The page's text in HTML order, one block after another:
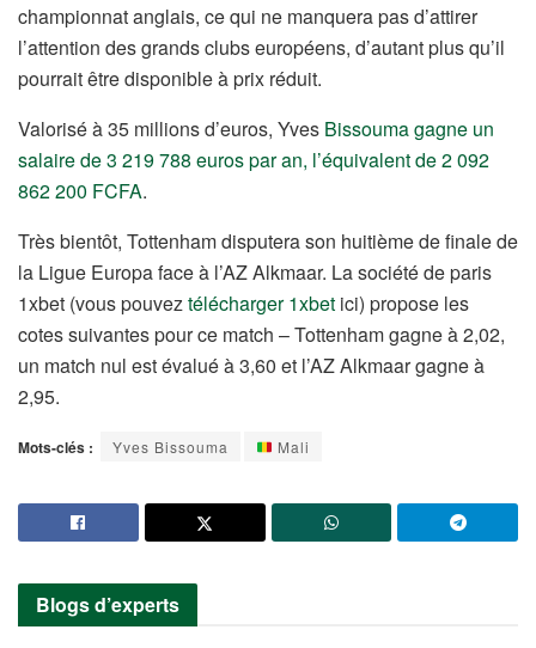
championnat anglais, ce qui ne manquera pas d’attirer
l’attention des grands clubs européens, d’autant plus qu’il
pourrait être disponible à prix réduit.
Valorisé à 35 millions d’euros, Yves Bissouma gagne un
salaire de 3 219 788 euros par an, l’équivalent de 2 092
862 200 FCFA.
Très bientôt, Tottenham disputera son huitième de finale de
la Ligue Europa face à l’AZ Alkmaar. La société de paris
1xbet (vous pouvez télécharger 1xbet ici) propose les
cotes suivantes pour ce match – Tottenham gagne à 2,02,
un match nul est évalué à 3,60 et l’AZ Alkmaar gagne à
2,95.
Mots-clés : Yves Bissouma Mali
Blogs d’experts